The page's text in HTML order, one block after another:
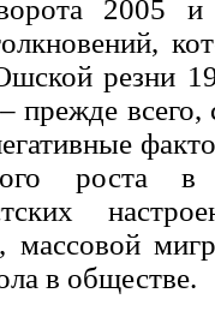
2005
резни
прежде
роста
массовой
в обществе.